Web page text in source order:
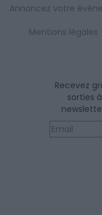
Annoncez votre
Mentions légales
Recevez
sorties